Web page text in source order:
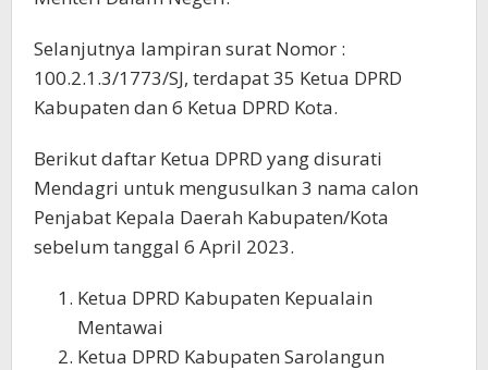
Selanjutnya lampiran surat Nomor :
100.2.1.3/1773/SJ, terdapat 35 Ketua DPRD
Kabupaten dan 6 Ketua DPRD Kota.
Berikut daftar Ketua DPRD yang disurati
Mendagri untuk mengusulkan 3 nama calon
Penjabat Kepala Daerah Kabupaten/Kota
sebelum tanggal 6 April 2023.
Ketua DPRD Kabupaten Kepualain
Mentawai
Ketua DPRD Kabupaten Sarolangun